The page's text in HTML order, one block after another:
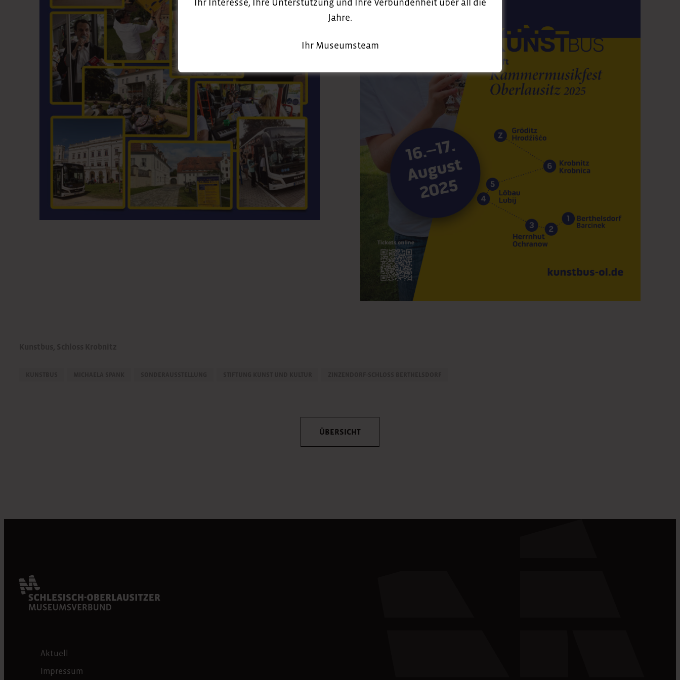
ÜBERSICHT
Aktuell
Impressum
Ihr Interesse, Ihre Unterstützung und Ihre Verbundenheit über all die
Jahre.
Ihr Museumsteam